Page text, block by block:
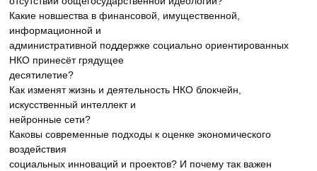
Какие новшества в финансовой, имущественной,
информационной и
административной поддержке социально ориентированных
НКО принесёт грядущее
десятилетие?
Как изменят жизнь и деятельность НКО блокчейн,
искусственный интеллект и
нейронные сети?
Каковы современные подходы к оценке экономического
воздействия
социальных инноваций и проектов? И почему так важен